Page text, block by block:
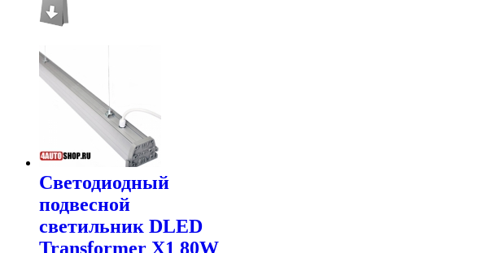
Светодиодный
подвесной
светильник DLED
Transformer X1 80W